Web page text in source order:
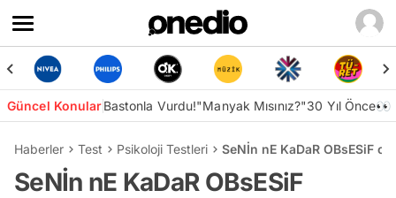
Güncel KonularBastonla Vurdu!"Manyak Mısınız?"30 Yıl Önce👀
Haberler Test Psikoloji Testleri SeNİn nE KaDaR OBsESiF
SeNİn nE KaDaR OBsESiF